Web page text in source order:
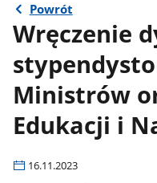
Powrót
Wręczenie
Ministrów
Edukacji i
16.11.2023